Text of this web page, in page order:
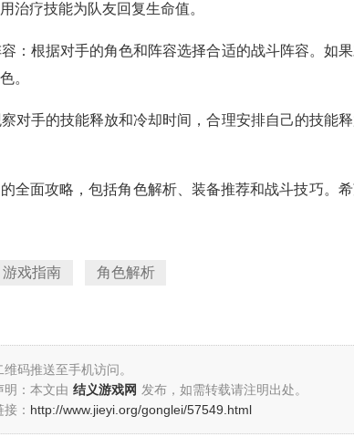
治疗技能为队友回复生命值。
：根据对手的角色和阵容选择合适的战斗阵容。如
。
对手的技能释放和冷却时间，合理安排自己的技能
全面攻略，包括角色解析、装备推荐和战斗技巧。
游戏指南 角色解析
码推送至手机访问。
明：本文由 结义游戏网 发布，如需转载请注明出处。
： http://www.jieyi.org/gonglei/57549.html